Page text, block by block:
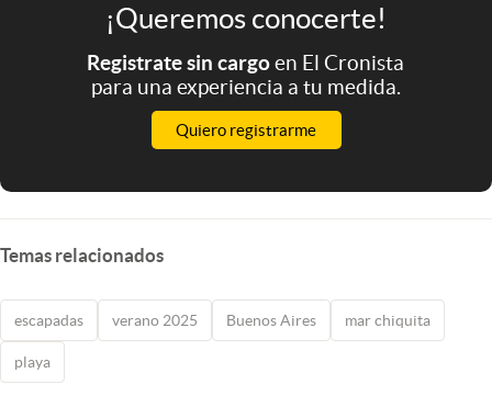
¡Queremos conocerte!
Registrate sin cargoen El Cronista
para una experiencia a tu medida.
Quiero registrarme
Temas relacionados
escapadas verano 2025 Buenos Aires mar chiquita
playa